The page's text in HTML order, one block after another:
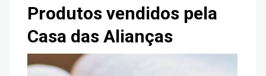
Produtos vendidos pela
Casa das Alianças